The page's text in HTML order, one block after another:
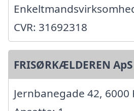
CVR: 31692318
FRISØRKÆLDEREN ApS
Jernbanegade 42, 6000